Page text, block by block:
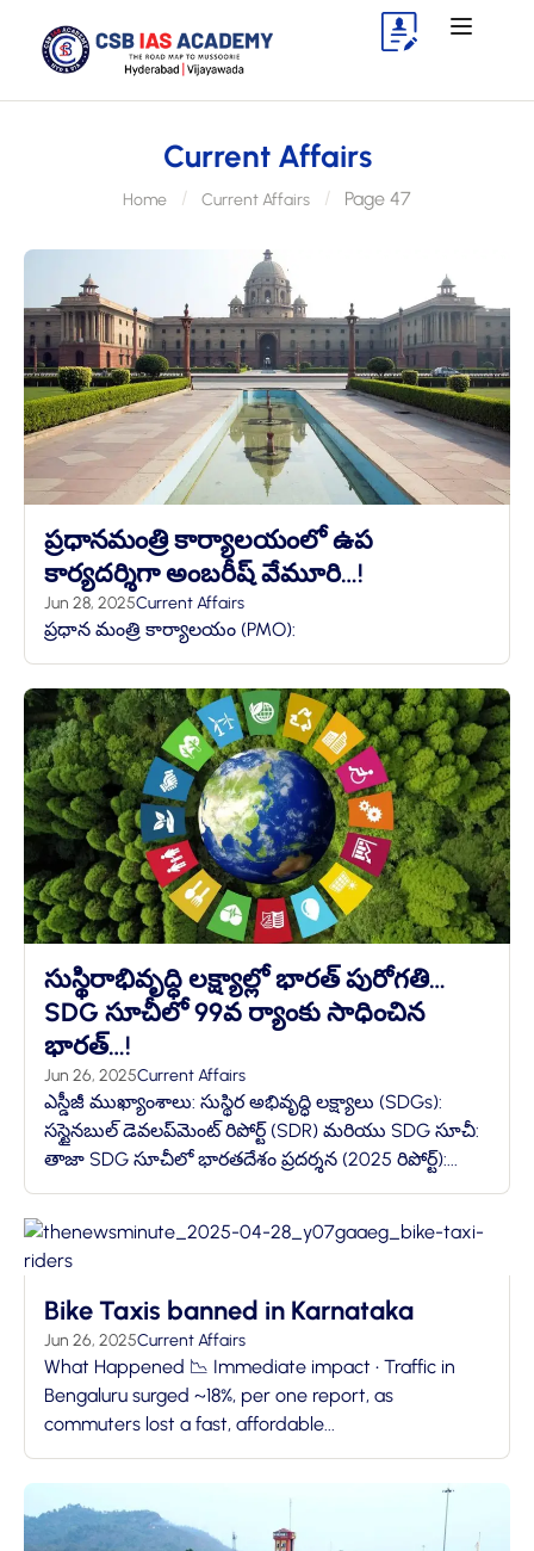
Current Affairs
Home Current Affairs Page 47
ప్రధానమంత్రి కార్యాలయంలో ఉప
కార్యదర్శిగా అంబరీష్ వేమూరి…!
Jun 28, 2025Current Affairs
ప్రధాన మంత్రి కార్యాలయం (PMO):
సుస్థిరాభివృద్ధి లక్ష్యాల్లో భారత్ పురోగతి…
SDG సూచీలో 99వ ర్యాంకు సాధించిన
భారత్…!
Jun 26, 2025Current Affairs
ఎస్డీజీ ముఖ్యాంశాలు: సుస్థిర అభివృద్ధి లక్ష్యాలు (SDGs):
సస్టైనబుల్ డెవలప్‌మెంట్ రిపోర్ట్ (SDR) మరియు SDG సూచీ:
తాజా SDG సూచీలో భారతదేశం ప్రదర్శన (2025 రిపోర్ట్):...
Bike Taxis banned in Karnataka
Jun 26, 2025Current Affairs
What Happened 📉 Immediate impact • Traffic in
Bengaluru surged ~18%, per one report, as
commuters lost a fast, affordable...